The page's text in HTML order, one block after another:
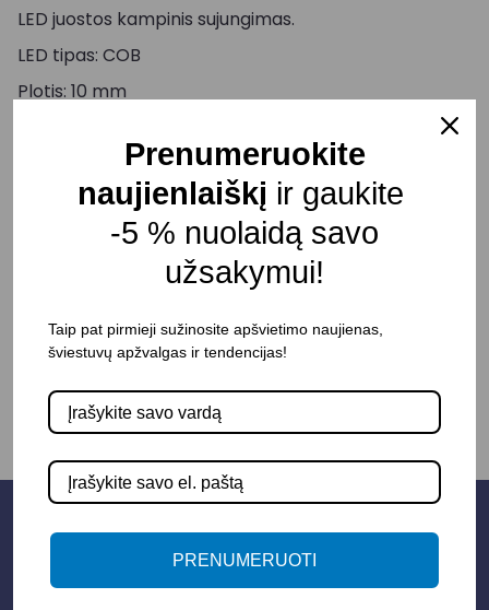
LED juostos kampinis sujungimas.
LED tipas: COB
Plotis: 10 mm
Įtampa: 12-24VDC
Atsparumas drėgmei: IP20
Pristatymo terminas: 15 – 30 d. d.
+ Į KREPŠELĮ
Prenumeruokite
naujienlaiškį ir gaukite
-5 % nuolaidą savo
užsakymui!
Taip pat pirmieji sužinosite apšvietimo naujienas,
šviestuvų apžvalgas ir tendencijas!
PRENUMERUOTI